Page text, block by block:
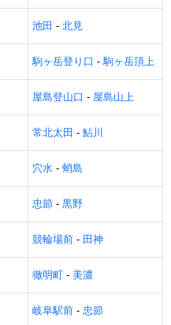
池田 - 北見
駒ヶ岳登り口 - 駒ヶ岳頂上
屋島登山口 - 屋島山上
常北太田 - 鮎川
穴水 - 蛸島
忠節 - 黒野
競輪場前 - 田神
徹明町 - 美濃
岐阜駅前 - 忠節